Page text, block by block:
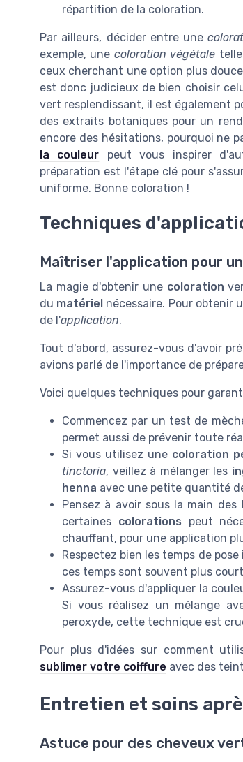
répartition de la coloration.
Par ailleurs, décider entre une
exemple, une coloration végétale
ceux cherchant une option plus
est donc judicieux de bien choisir
vert resplendissant, il est également
des extraits botaniques pour un
encore des hésitations, pourquoi ne
la couleur peut vous inspirer
préparation est l'étape clé pour
uniforme. Bonne coloration !
Techniques
Maîtriser l'application pour
La magie d'obtenir une coloration
du matériel nécessaire. Pour obtenir
de l'application.
Tout d'abord, assurez-vous d'avoir
avions parlé de l'importance de
Voici quelques techniques pour
Commencez par un test de
permet aussi de prévenir toute
Si vous utilisez une coloration
tinctoria, veillez à mélanger les
henna avec une petite quantité
Pensez à avoir sous la main des
certaines colorations peut
chauffant, pour une application
Respectez bien les temps de
ces temps sont souvent plus
Assurez-vous d'appliquer la
Si vous réalisez un mélange
peroxyde, cette technique est
Pour plus d'idées sur comment
sublimer votre coiffure avec des
Entretien et soins
Astuce pour des cheveux